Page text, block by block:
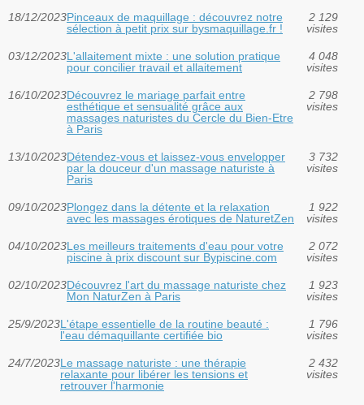
18/12/2023Pinceaux de maquillage : découvrez notre
sélection à petit prix sur bysmaquillage.fr !
2 129
visites
03/12/2023L'allaitement mixte : une solution pratique
pour concilier travail et allaitement
4 048
visites
16/10/2023Découvrez le mariage parfait entre
esthétique et sensualité grâce aux
massages naturistes du Cercle du Bien-Etre
à Paris
2 798
visites
13/10/2023Détendez-vous et laissez-vous envelopper
par la douceur d'un massage naturiste à
Paris
3 732
visites
09/10/2023Plongez dans la détente et la relaxation
avec les massages érotiques de NaturetZen
1 922
visites
04/10/2023Les meilleurs traitements d'eau pour votre
piscine à prix discount sur Bypiscine.com
2 072
visites
02/10/2023Découvrez l'art du massage naturiste chez
Mon NaturZen à Paris
1 923
visites
25/9/2023L'étape essentielle de la routine beauté :
l'eau démaquillante certifiée bio
1 796
visites
24/7/2023Le massage naturiste : une thérapie
relaxante pour libérer les tensions et
retrouver l'harmonie
2 432
visites